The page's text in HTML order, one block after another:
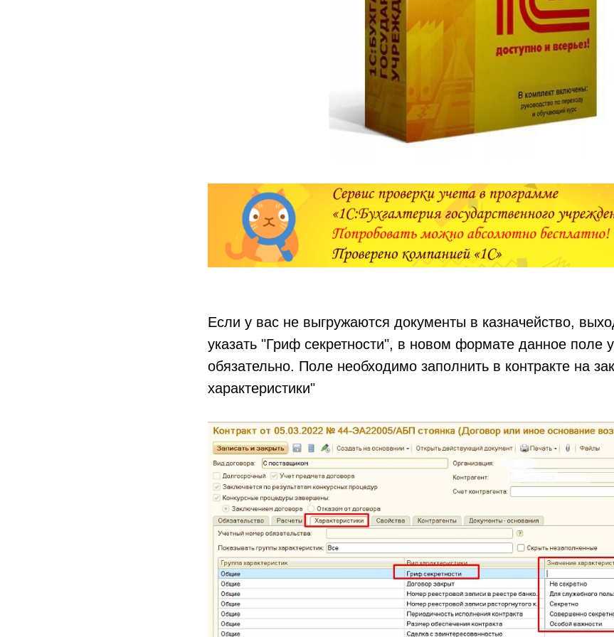
Если у вас не выгружаются документы в казначейство,
указать "Гриф секретности", в новом формате данное поле
обязательно. Поле необходимо заполнить в контракте на
характеристики"